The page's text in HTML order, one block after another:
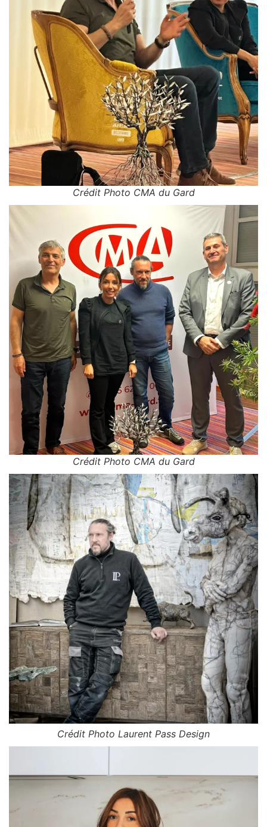
Crédit Photo CMA du Gard
Crédit Photo CMA du Gard
Crédit Photo Laurent Pass Design